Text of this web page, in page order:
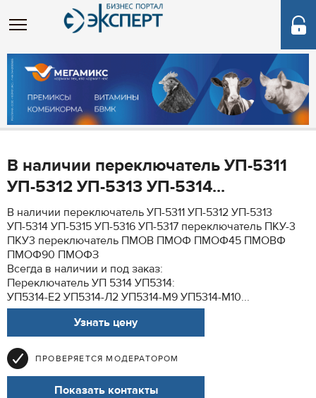
В наличии переключатель УП-5311
УП-5312 УП-5313 УП-5314...
В наличии переключатель УП-5311 УП-5312 УП-5313
УП-5314 УП-5315 УП-5316 УП-5317 переключатель ПКУ-3
ПКУ3 переключатель ПМОВ ПМОФ ПМОФ45 ПМОВФ
ПМОФ90 ПМОФЗ
Всегда в наличии и под заказ:
Переключатель УП 5314 УП5314:
УП5314-Е2 УП5314-Л2 УП5314-М9 УП5314-М10...
Узнать цену
ПРОВЕРЯЕТСЯ МОДЕРАТОРОМ
Показать контакты